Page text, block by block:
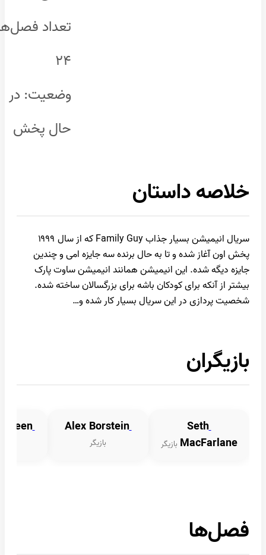
تعداد فصل‌ها:
۲۴
وضعیت: در
حال پخش
خلاصه داستان
سریال انیمیشن بسیار جذاب Family Guy که از سال ۱۹۹۹
پخش اون آغاز شده و تا به حال برنده سه جایزه امی و چندین
جایزه دیگه شده. این انیمیشن همانند انیمیشن ساوت پارک
بیشتر از آنکه برای کودکان باشه برای بزرگسالان ساخته شده.
شخصیت پردازی در این سریال بسیار کار شده و…
بازیگران
Seth
MacFarlaneبازیگر
Alex Borstein
بازیگر
Green
فصل‌ها